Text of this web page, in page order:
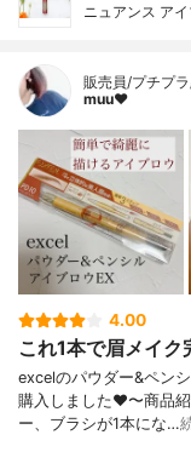
ニュアンス ア
販売員/プチプ
muu❤︎
4.00
これ1本で眉メイ
excelのパウダー&ペン
購入しました❤️〜商品
ー、ブラシが1本にな…